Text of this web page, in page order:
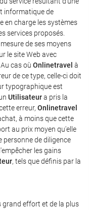
informatique de
en charge les systèmes
services proposés.
de ses moyens
le site Web avec
cas où Onlinetravel à
de ce type, celle-ci doit
typographique est
Utilisateura pris la
erreur, Onlinetravel
à moins que cette
au prix moyen qu'elle
de diligence
les gains
, tels que définis par la
grand effort et de la plus